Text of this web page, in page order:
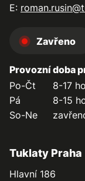
E:
Zavřeno
Provozní doba
Po-Čt
8-17
Pá
8-15
So-Ne
Tuklaty Praha
Hlavní 186